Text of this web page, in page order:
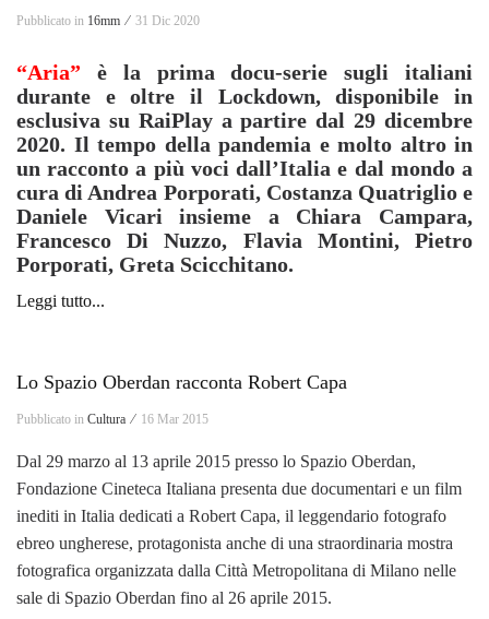
Pubblicato in 16mm ⁄ 31 Dic 2020
“Aria” è la prima docu-serie sugli italiani
durante e oltre il Lockdown, disponibile in
esclusiva su RaiPlay a partire dal 29 dicembre
2020. Il tempo della pandemia e molto altro in
un racconto a più voci dall’Italia e dal mondo a
cura di Andrea Porporati, Costanza Quatriglio e
Daniele Vicari insieme a Chiara Campara,
Francesco Di Nuzzo, Flavia Montini, Pietro
Porporati, Greta Scicchitano.
Leggi tutto...
Lo Spazio Oberdan racconta Robert Capa
Pubblicato in Cultura ⁄ 16 Mar 2015
Dal 29 marzo al 13 aprile 2015 presso lo Spazio Oberdan,
Fondazione Cineteca Italiana presenta due documentari e un film
inediti in Italia dedicati a Robert Capa, il leggendario fotografo
ebreo ungherese, protagonista anche di una straordinaria mostra
fotografica organizzata dalla Città Metropolitana di Milano nelle
sale di Spazio Oberdan fino al 26 aprile 2015.